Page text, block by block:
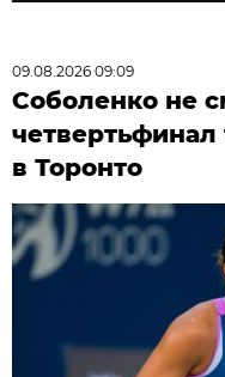
09.08.2026 09:09
Соболенко не
четвертьфинал
в Торонто